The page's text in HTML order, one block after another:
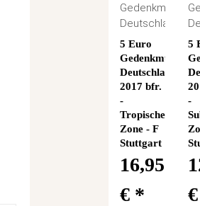
5 Euro
Gedenkmünze
Deutschland
2017 bfr.
-
Tropische
Zone - F
Stuttgart
16,95
€ *
5
-
€